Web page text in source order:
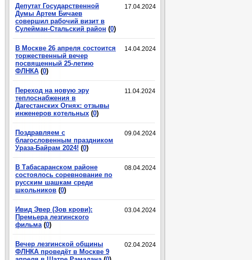
17.04.2024
Депутат Государственной
Думы Артем Бичаев
совершил рабочий визит в
Сулейман-Стальский район (0)
14.04.2024
В Москве 26 апреля состоится
торжественный вечер
посвященный 25-летию
ФЛНКА (0)
11.04.2024
Переход на новую эру
теплоснабжения в
Дагестанских Огнях: отзывы
инженеров котельных (0)
09.04.2024
Поздравляем с
благословенным праздником
Ураза-Байрам 2024! (0)
08.04.2024
В Табасаранском районе
состоялось соревнование по
русским шашкам среди
школьников (0)
03.04.2024
Ивид Эвер (Зов крови):
Премьера лезгинского
фильма (0)
02.04.2024
Вечер лезгинской общины
ФЛНКА проведёт в Москве 9